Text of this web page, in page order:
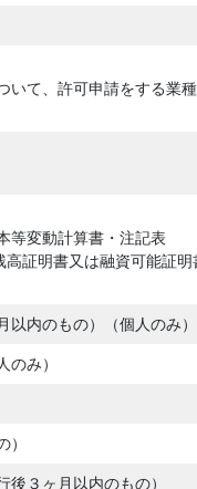
いて、許可申請をする業
等変動計算書・注記表
証明書又は融資可能証明
内のもの）（個人のみ）
み）
３ヶ月以内のもの）